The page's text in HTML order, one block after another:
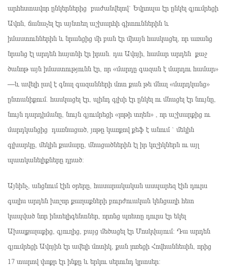
արհեստավոր ընկերներից բաժանվելով` Եվրոպա էր ընկել գյումրեցի
Ավոն, ճանաչել էր այնտեղ աշխարհի գիտուններին և
իմաստուններին և նրանցից մի բան էր միայն հասկացել, որ առանց
նրանց էլ արդեն հայտնի էր իրան. դա Ավոյի, համար արդեն քաջ
ծանոթ այն իմաստությունն էր, որ «մարդը գազան է մարդու համար»
—և ավելի լավ է գնալ գազանների մոտ քան թե մնալ «մարդկանց»
ընտանիքում. հասկացել էր, պինդ գլխի էր ընկել ու մնացել էր նույնը,
նույն դարդիմանը, նույն գյումրեցի «լոթի տղեն» , որ աշխարքից ու
մարդկանցից դառնացած, յոթը կառքով քեֆ է անում ` մեկին
գլխարկը, մեկին քամարը, մնացածներին էլ իր կոշիկներն ու այլ
պատկանելիքները դրած։
Այնինչ, անցնում էին օրերը, հասարակական ասպարեզ էին դուրս
գալիս արդեն խոշոր քաղաքների բուրժուական կենցաղի հետ
կապված նոր ինտելիգենտներ, որոնց պոետը դուրս էր եկել
Ախալքալաքից, գյուղից, բայց մեծացել էր Մոսկվայում։ Դա արդեն
գյումրեցի Ավոյին էր ավելի մոտիկ, քան լոռեցի Հովհաննեսին, որից
17 տարով փոքր էր ինքը և երկու սերունդ կրտսեր։